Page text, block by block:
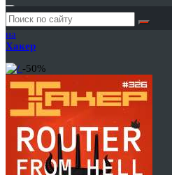
Годовая
подписка
на
Хакер
-50%